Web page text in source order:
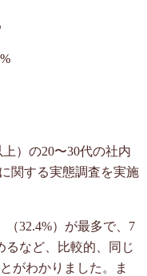
）の20〜30代の社内
関する実態調査を実施
（32.4%）が最多で、7
るなど、比較的、同じ
がわかりました。ま